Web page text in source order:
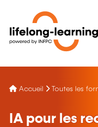
Accueil Toutes les
IA pour les